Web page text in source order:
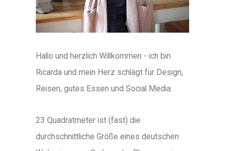
Hallo und herzlich Willkommen - ich bin
Ricarda und mein Herz schlägt für Design,
Reisen, gutes Essen und Social Media.
23 Quadratmeter ist (fast) die
durchschnittliche Größe eines deutschen